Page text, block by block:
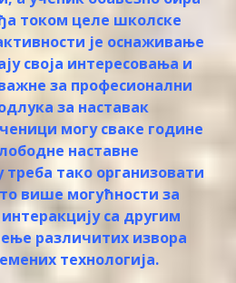
током целе школске
је оснаживање
своја интересовања и
за професионални
за наставак
могу сваке године
наставне
треба тако организовати
више могућности за
са другим
различитих извора
технологија.